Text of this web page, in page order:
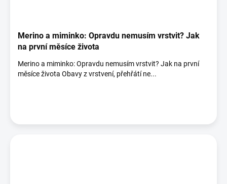
Merino a miminko: Opravdu nemusím vrstvit? Jak
na první měsíce života
Merino a miminko: Opravdu nemusím vrstvit? Jak na první
měsíce života Obavy z vrstvení, přehřátí ne...